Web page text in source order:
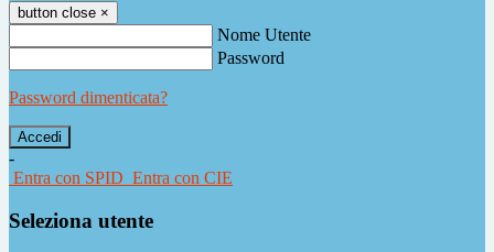
button close ×
Nome Utente
Password
Password dimenticata?
-
Entra con SPID Entra con CIE
Seleziona utente